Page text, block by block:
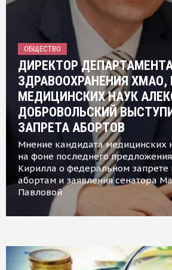
ОБЩЕСТВО
ДИРЕКТОР
ЗДРАВООХРАНЕНИЯ
МЕДИЦИНСКИХ НАУК
ДОБРОВОЛЬСКИЙ
ЗАПРЕТА АБОРТОВ
Мнение кандидата медицинских
на фоне последнего
Кирилла о федеральном запрете
абортам и заявления сенатора
Павловой